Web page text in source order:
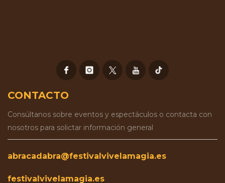
CONTACTO
Consúltanos sobre eventos y espectáculos o contacta con
nosotros para solictar información general
abracadabra@festivalvivelamagia.es
festivalvivelamagia.es